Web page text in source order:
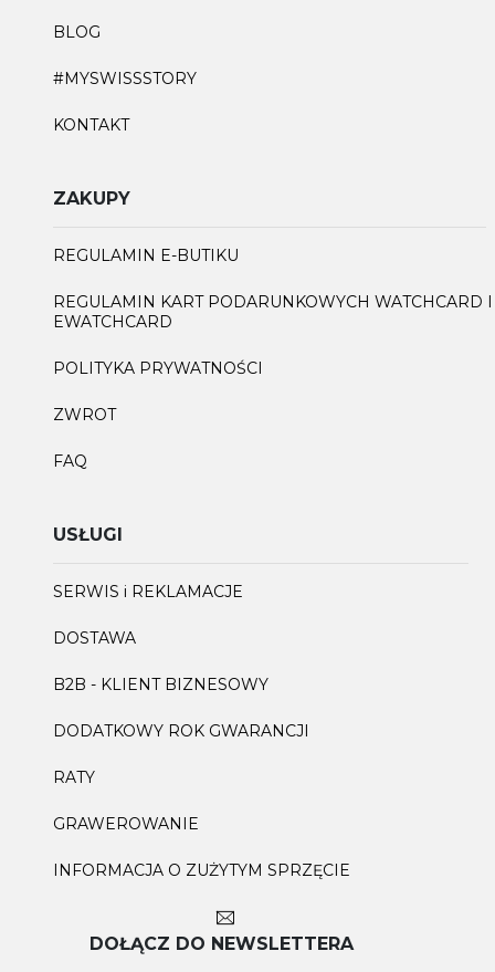
BLOG
#MYSWISSSTORY
KONTAKT
ZAKUPY
REGULAMIN E-BUTIKU
REGULAMIN KART PODARUNKOWYCH WATCHCARD I
EWATCHCARD
POLITYKA PRYWATNOŚCI
ZWROT
FAQ
USŁUGI
SERWIS i REKLAMACJE
DOSTAWA
B2B - KLIENT BIZNESOWY
DODATKOWY ROK GWARANCJI
RATY
GRAWEROWANIE
INFORMACJA O ZUŻYTYM SPRZĘCIE
DOŁĄCZ DO NEWSLETTERA